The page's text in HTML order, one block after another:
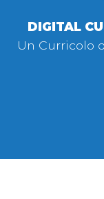
DIGITAL
Un Curricolo